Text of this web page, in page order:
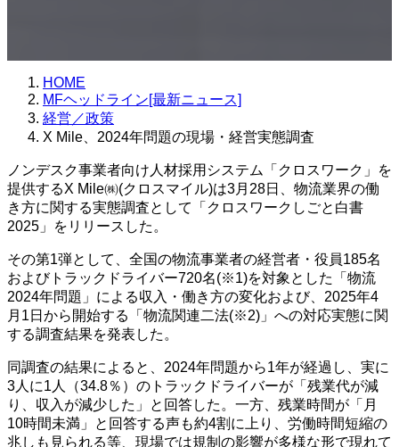
HOME
MFヘッドライン[最新ニュース]
経営／政策
X Mile、2024年問題の現場・経営実態調査
ノンデスク事業者向け人材採用システム「クロスワーク」を
提供するX Mile㈱(クロスマイル)は3月28日、物流業界の働
き方に関する実態調査として「クロスワークしごと白書
2025」をリリースした。
その第1弾として、全国の物流事業者の経営者・役員185名
およびトラックドライバー720名(※1)を対象とした「物流
2024年問題」による収入・働き方の変化および、2025年4
月1日から開始する「物流関連二法(※2)」への対応実態に関
する調査結果を発表した。
同調査の結果によると、2024年問題から1年が経過し、実に
3人に1人（34.8％）のトラックドライバーが「残業代が減
り、収入が減少した」と回答した。一方、残業時間が「月
10時間未満」と回答する声も約4割に上り、労働時間短縮の
兆しも見られる等、現場では規制の影響が多様な形で現れて